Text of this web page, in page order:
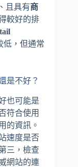
且具有商
較好的排
低，但通常
是不好？
也可能是
符合使用
的資訊。
速度是否
三，檢查
網站的連